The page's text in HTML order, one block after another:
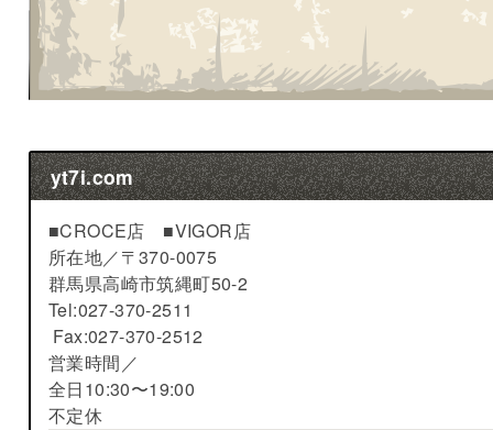
yt7i.com
■CROCE店 ■VIGOR店
所在地／〒370-0075
群馬県高崎市筑縄町50-2
Tel:027-370-2511
Fax:027-370-2512
営業時間／
全日10:30〜19:00
不定休